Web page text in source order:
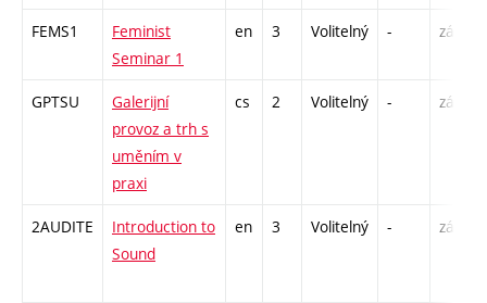
FEMS1
Feminist
Seminar 1
en 3 Volitelný - zá
GPTSU
Galerijní
provoz a trh s
uměním v
praxi
cs 2 Volitelný - zá
2AUDITE
Introduction to
Sound
en 3 Volitelný - zá